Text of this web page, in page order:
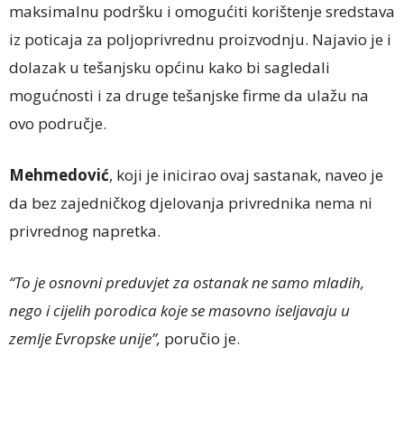
maksimalnu podršku i omogućiti korištenje sredstava
iz poticaja za poljoprivrednu proizvodnju. Najavio je i
dolazak u tešanjsku općinu kako bi sagledali
mogućnosti i za druge tešanjske firme da ulažu na
ovo područje.
Mehmedović, koji je inicirao ovaj sastanak, naveo je
da bez zajedničkog djelovanja privrednika nema ni
privrednog napretka.
“To je osnovni preduvjet za ostanak ne samo mladih,
nego i cijelih porodica koje se masovno iseljavaju u
zemlje Evropske unije”, poručio je.